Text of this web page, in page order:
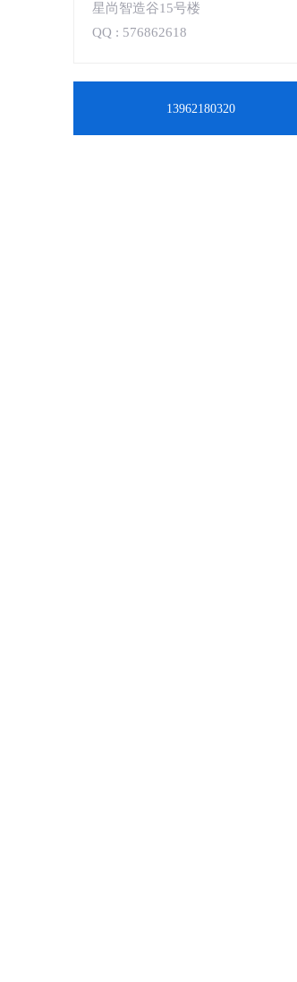
星尚智造谷15号楼
QQ : 576862618
13962180320